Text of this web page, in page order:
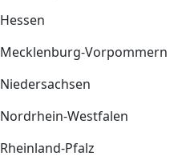
Hessen
Mecklenburg-Vorpommern
Niedersachsen
Nordrhein-Westfalen
Rheinland-Pfalz